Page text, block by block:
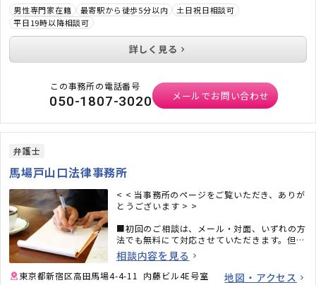
男性専門家在籍 最寄駅から徒歩5分以内
土日祝日相談可
平日19時以降相談可
詳しく見る
この事務所の電話番号
050-1807-3020 メールでお問い合わせ
弁護士
馬場戸山口法律事務所
< < 当事務所のページをご覧いただき、ありが
とうございます > >
■初回のご相談は、メール・対面、いずれの方
法でも無料にて対応させていただきます。但
し、電話でのご相談に限り、1時間につき
5,000円 （税別） を頂戴いたします。また、
費用の お見積りについても無料となります。
相談内容を見る
東京都新宿区高田馬場4-4-11 内藤ビル4E号室 地図・アクセス